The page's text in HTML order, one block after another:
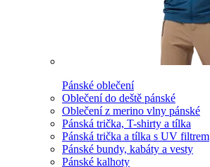
Pánské oblečení
Oblečení do deště pánské
Oblečení z merino vlny pánské
Pánská trička, T-shirty a tílka
Pánská trička a tílka s UV filtrem
Pánské bundy, kabáty a vesty
Pánské kalhoty